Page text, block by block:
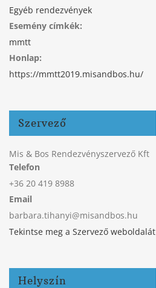
Egyéb rendezvények
Esemény címkék:
mmtt
Honlap:
https://mmtt2019.misandbos.hu/
Szervező
Mis & Bos Rendezvényszervező Kft
Telefon
+36 20 419 8988
Email
barbara.tihanyi@misandbos.hu
Tekintse meg a Szervező weboldalát
Helyszín